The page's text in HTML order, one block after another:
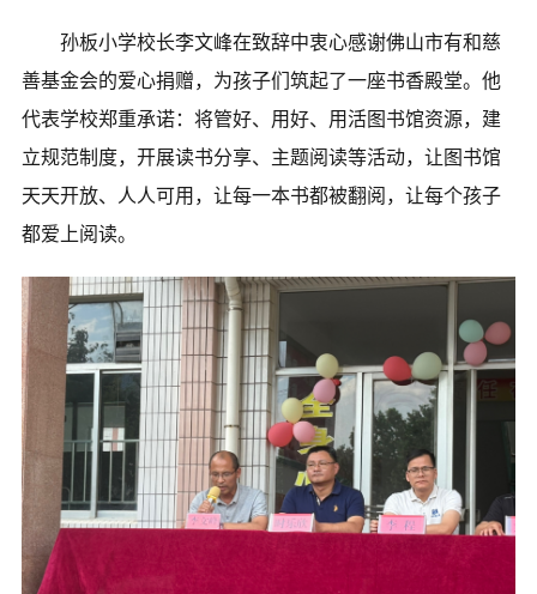
孙板小学校长李文峰在致辞中衷心感谢佛山市有和慈
善基金会的爱心捐赠，为孩子们筑起了一座书香殿堂。他
代表学校郑重承诺：将管好、用好、用活图书馆资源，建
立规范制度，开展读书分享、主题阅读等活动，让图书馆
天天开放、人人可用，让每一本书都被翻阅，让每个孩子
都爱上阅读。